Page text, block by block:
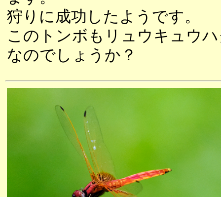
狩りに成功したようです。
このトンボもリュウキュウ
なのでしょうか？